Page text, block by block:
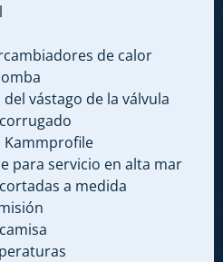
de calor
vástago de la válvula
Kammprofile
para servicio en alta mar
a medida